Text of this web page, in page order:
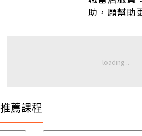
助，願幫助
推薦課程